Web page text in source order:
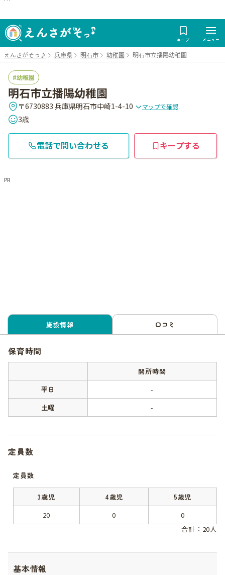
キープ メニュー
えんさがそっ♪ 兵庫県 明石市 幼稚園 明石市立播陽幼稚園
幼稚園
明石市立播陽幼稚園
〒6730883 兵庫県明石市中崎1-4-10 マップで確認
3歳
電話で問い合わせる キープする
PR
施設情報 口コミ
保育時間
開所時間
平日
-
土曜
-
定員数
定員数
3歳児 4歳児
5歳児
20
0
0
合計：20人
基本情報